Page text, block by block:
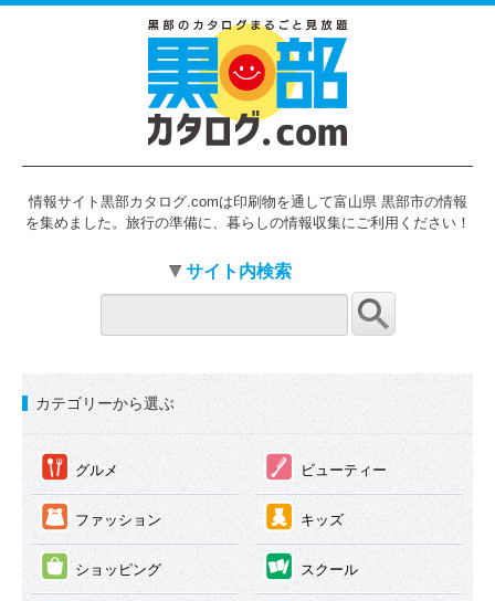
情報サイト黒部カタログ.comは印刷物を通して富山県 黒部市の情報
を集めました。旅行の準備に、暮らしの情報収集にご利用ください！
サイト内検索
カテゴリーから選ぶ
① グルメ ② ビューティー
③ ファッション ④ キッズ
⑤ ショッピング ⑥ スクール